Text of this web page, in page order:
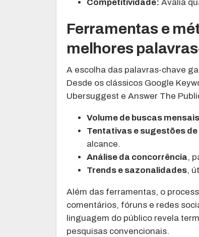
Competitividade: Avalia
Ferramentas e
melhores
A escolha das palavras-chave
Desde os clássicos Google
Ubersuggest e Answer The
Volume de buscas mensais
Tentativas e sugestões
alcance.
Análise da concorrência,
Trends e sazonalidades,
Além das ferramentas, o
comentários, fóruns e redes
linguagem do público revela
pesquisas convencionais.